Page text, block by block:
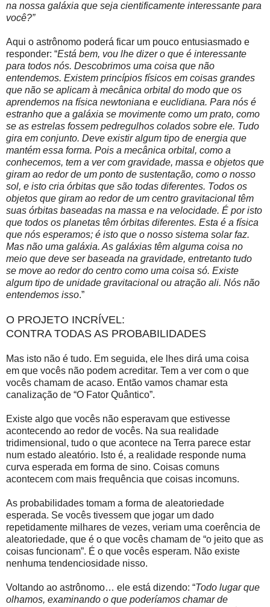
na nossa galáxia que seja cientificamente interessante para
você?”
Aqui o astrônomo poderá ficar um pouco entusiasmado e
responder: “Está bem, vou lhe dizer o que é interessante
para todos nós. Descobrimos uma coisa que não
entendemos. Existem princípios físicos em coisas grandes
que não se aplicam à mecânica orbital do modo que os
aprendemos na física newtoniana e euclidiana. Para nós é
estranho que a galáxia se movimente como um prato, como
se as estrelas fossem pedregulhos colados sobre ele. Tudo
gira em conjunto. Deve existir algum tipo de energia que
mantém essa forma. Pois a mecânica orbital, como a
conhecemos, tem a ver com gravidade, massa e objetos que
giram ao redor de um ponto de sustentação, como o nosso
sol, e isto cria órbitas que são todas diferentes. Todos os
objetos que giram ao redor de um centro gravitacional têm
suas órbitas baseadas na massa e na velocidade. É por isto
que todos os planetas têm órbitas diferentes. Esta é a física
que nós esperamos; é isto que o nosso sistema solar faz.
Mas não uma galáxia. As galáxias têm alguma coisa no
meio que deve ser baseada na gravidade, entretanto tudo
se move ao redor do centro como uma coisa só. Existe
algum tipo de unidade gravitacional ou atração ali. Nós não
entendemos isso.”
O PROJETO INCRÍVEL:
CONTRA TODAS AS PROBABILIDADES
Mas isto não é tudo. Em seguida, ele lhes dirá uma coisa
em que vocês não podem acreditar. Tem a ver com o que
vocês chamam de acaso. Então vamos chamar esta
canalização de “O Fator Quântico”.
Existe algo que vocês não esperavam que estivesse
acontecendo ao redor de vocês. Na sua realidade
tridimensional, tudo o que acontece na Terra parece estar
num estado aleatório. Isto é, a realidade responde numa
curva esperada em forma de sino. Coisas comuns
acontecem com mais frequência que coisas incomuns.
As probabilidades tomam a forma de aleatoriedade
esperada. Se vocês tivessem que jogar um dado
repetidamente milhares de vezes, veriam uma coerência de
aleatoriedade, que é o que vocês chamam de “o jeito que as
coisas funcionam”. É o que vocês esperam. Não existe
nenhuma tendenciosidade nisso.
Voltando ao astrônomo… ele está dizendo: “Todo lugar que
olhamos, examinando o que poderíamos chamar de